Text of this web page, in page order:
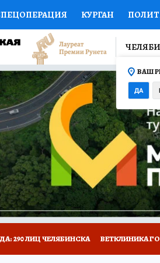
КУРГАН
НАУКА СПОРТ КОЛУМНИСТЫ
ДОКТОР ФИНАНСЫ
ПРОГНОЗЫ НА СПОРТ
ТЕЛЕВИЗОР
НОВОЕ НА САЙТЕ
ВАШ
ДА
290 ЛИЦ ЧЕЛЯБИНСКА ВЕТКЛИНИКА